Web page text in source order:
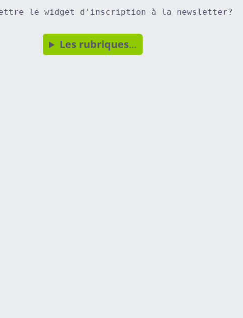
Mettre le widget d'inscription à la newsletter?
Les rubriques...